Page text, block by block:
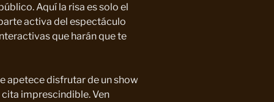
Aquí la risa es solo el
activa del espectáculo
que harán que te
apetece disfrutar de un show
imprescindible. Ven